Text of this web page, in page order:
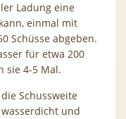
Ladung eine
einmal mit
Schüsse abgeben.
für etwa 200
sie 4-5 Mal.
Schussweite
und